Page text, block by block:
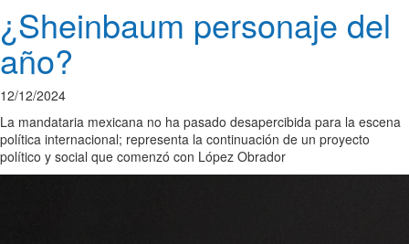
¿Sheinbaum personaje del
año?
12/12/2024
La mandataria mexicana no ha pasado desapercibida para la escena
política internacional; representa la continuación de un proyecto
político y social que comenzó con López Obrador